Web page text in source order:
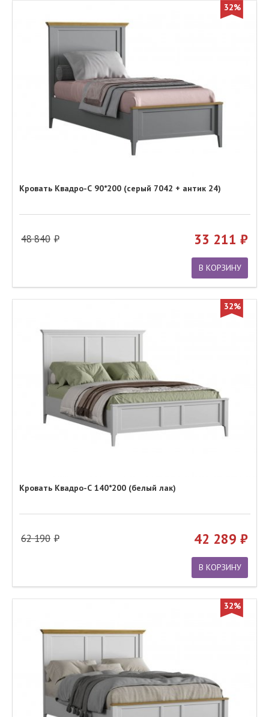
32%
Кровать Квадро-С 90*200 (серый 7042 + антик 24)
48 840 33 211
В КОРЗИНУ
32%
Кровать Квадро-С 140*200 (белый лак)
62 190 42 289
В КОРЗИНУ
32%